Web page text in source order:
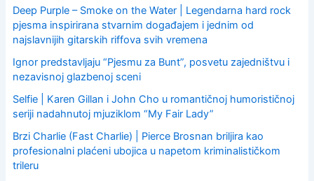
Deep Purple – Smoke on the Water | Legendarna hard rock
pjesma inspirirana stvarnim događajem i jednim od
najslavnijih gitarskih riffova svih vremena
Ignor predstavljaju “Pjesmu za Bunt”, posvetu zajedništvu i
nezavisnoj glazbenoj sceni
Selfie | Karen Gillan i John Cho u romantičnoj humorističnoj
seriji nadahnutoj mjuziklom “My Fair Lady”
Brzi Charlie (Fast Charlie) | Pierce Brosnan briljira kao
profesionalni plaćeni ubojica u napetom kriminalističkom
trileru